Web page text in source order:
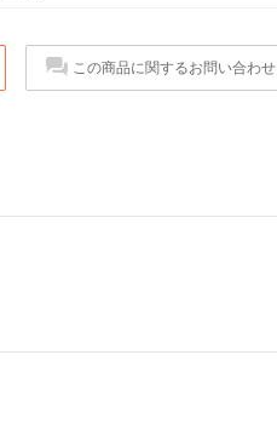
この商品に関するお問い合わせ